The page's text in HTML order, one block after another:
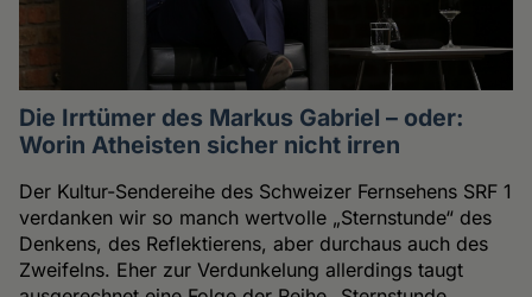
Die Irrtümer des Markus Gabriel – oder:
Worin Atheisten sicher nicht irren
Der Kultur-Sendereihe des Schweizer Fernsehens SRF 1
verdanken wir so manch wertvolle „Sternstunde“ des
Denkens, des Reflektierens, aber durchaus auch des
Zweifelns. Eher zur Verdunkelung allerdings taugt